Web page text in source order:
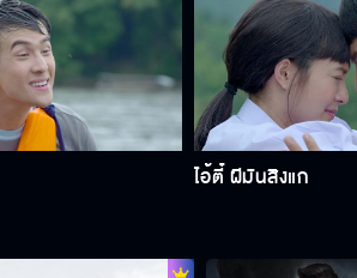
ไอ้ตี๋ ผีมันสิงแก